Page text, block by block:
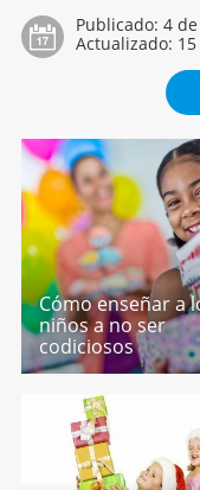
Publicado: 4
Actualizado:
Cómo enseñar a
niños a no ser
codiciosos